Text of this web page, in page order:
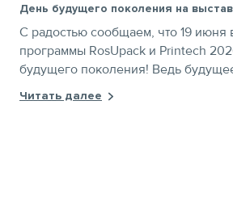
День будущего поколения на
С радостью сообщаем, что 19 июня
программы RosUpack и Printech
будущего поколения! Ведь
Читать далее